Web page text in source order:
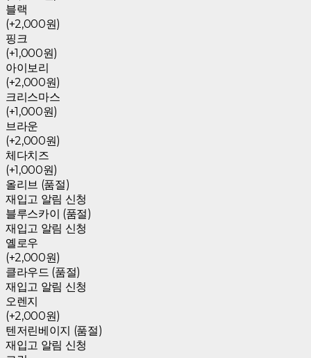
블랙
(+2,000원)
핑크
(+1,000원)
아이보리
(+2,000원)
크리스마스
(+1,000원)
브라운
(+2,000원)
체다치즈
(+1,000원)
올리브 (품절)
재입고 알림 신청
블루스카이 (품절)
재입고 알림 신청
옐로우
(+2,000원)
클라우드 (품절)
재입고 알림 신청
오렌지
(+2,000원)
텐저린베이지 (품절)
재입고 알림 신청